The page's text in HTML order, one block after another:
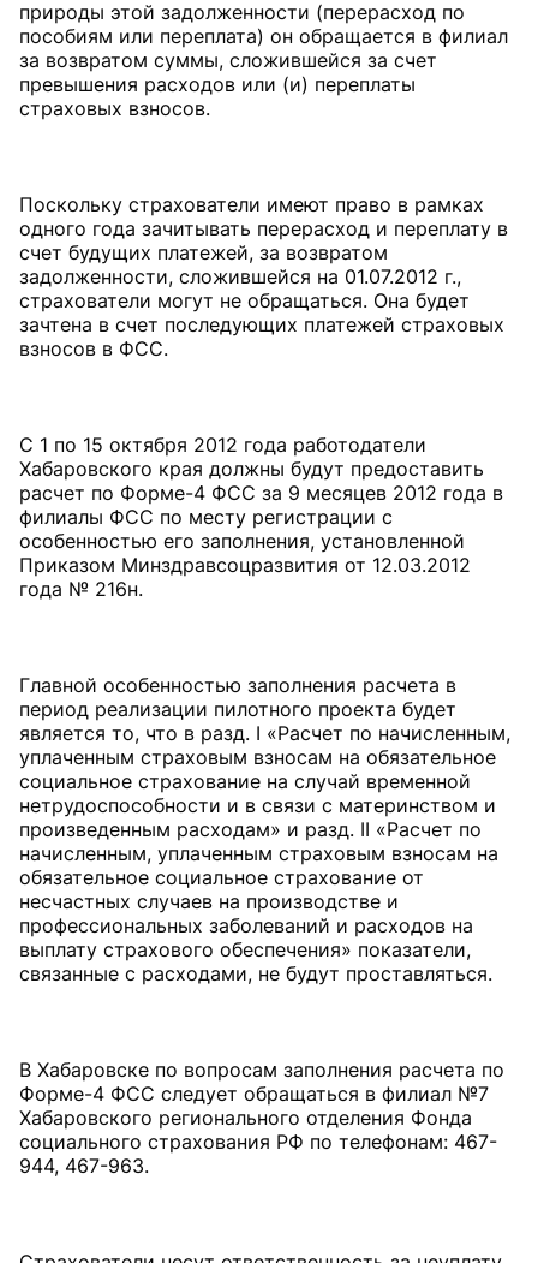
природы этой задолженности (перерасход по
пособиям или переплата) он обращается в филиал
за возвратом суммы, сложившейся за счет
превышения расходов или (и) переплаты
страховых взносов.
Поскольку страхователи имеют право в рамках
одного года зачитывать перерасход и переплату в
счет будущих платежей, за возвратом
задолженности, сложившейся на 01.07.2012 г.,
страхователи могут не обращаться. Она будет
зачтена в счет последующих платежей страховых
взносов в ФСС.
С 1 по 15 октября 2012 года работодатели
Хабаровского края должны будут предоставить
расчет по Форме-4 ФСС за 9 месяцев 2012 года в
филиалы ФСС по месту регистрации с
особенностью его заполнения, установленной
Приказом Минздравсоцразвития от 12.03.2012
года № 216н.
Главной особенностью заполнения расчета в
период реализации пилотного проекта будет
является то, что в разд. I «Расчет по начисленным,
уплаченным страховым взносам на обязательное
социальное страхование на случай временной
нетрудоспособности и в связи с материнством и
произведенным расходам» и разд. II «Расчет по
начисленным, уплаченным страховым взносам на
обязательное социальное страхование от
несчастных случаев на производстве и
профессиональных заболеваний и расходов на
выплату страхового обеспечения» показатели,
связанные с расходами, не будут проставляться.
В Хабаровске по вопросам заполнения расчета по
Форме-4 ФСС следует обращаться в филиал №7
Хабаровского регионального отделения Фонда
социального страхования РФ по телефонам: 467-
944, 467-963.